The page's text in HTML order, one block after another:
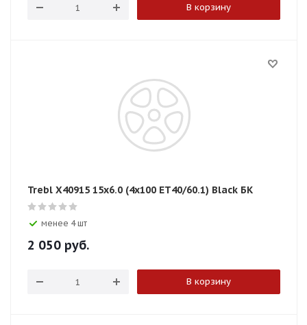
В корзину
Trebl X40915 15x6.0 (4x100 ЕТ40/60.1) Black БК
менее 4 шт
2 050 руб.
В корзину